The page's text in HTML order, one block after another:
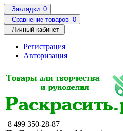
Закладки 0
Сравнение товаров 0
Личный кабинет
Регистрация
Авторизация
8 499 350-28-87